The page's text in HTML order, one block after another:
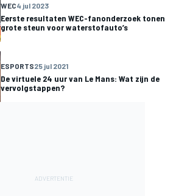
WEC4 jul 2023
Eerste resultaten WEC-fanonderzoek tonen
grote steun voor waterstofauto’s
ESPORTS25 jul 2021
De virtuele 24 uur van Le Mans: Wat zijn de
vervolgstappen?